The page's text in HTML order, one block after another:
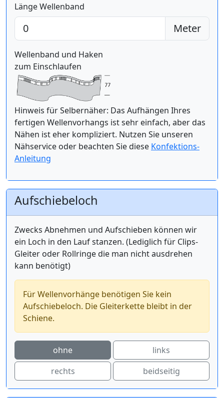
Länge Wellenband
Meter
Wellenband und Haken
zum Einschlaufen
Hinweis für Selbernäher: Das Aufhängen Ihres
fertigen Wellenvorhangs ist sehr einfach, aber das
Nähen ist eher kompliziert. Nutzen Sie unseren
Nähservice oder beachten Sie diese Konfektions-
Anleitung
Aufschiebeloch
Zwecks Abnehmen und Aufschieben können wir
ein Loch in den Lauf stanzen. (Lediglich für Clips-
Gleiter oder Rollringe die man nicht ausdrehen
kann benötigt)
Für Wellenvorhänge benötigen Sie kein
Aufschiebeloch. Die Gleiterkette bleibt in der
Schiene.
ohne
links
rechts
beidseitig